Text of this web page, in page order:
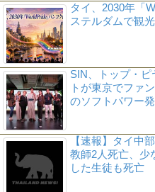
タイ、2030年「
ステルダムで観
SIN、トップ・
トが東京でファ
のソフトパワー
【速報】タイ中
教師2人死亡、
した生徒も死亡